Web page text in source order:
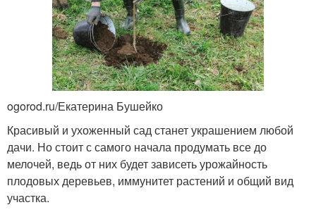
ogorod.ru/Екатерина Бушейко
Красивый и ухоженный сад станет украшением любой
дачи. Но стоит с самого начала продумать все до
мелочей, ведь от них будет зависеть урожайность
плодовых деревьев, иммунитет растений и общий вид
участка.